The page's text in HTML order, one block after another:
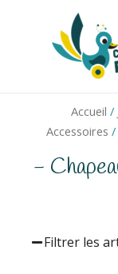
Accueil /
Accessoires /
-
Filtrer les